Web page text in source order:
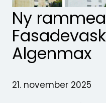
Ny
Algenmax
21. november 2025